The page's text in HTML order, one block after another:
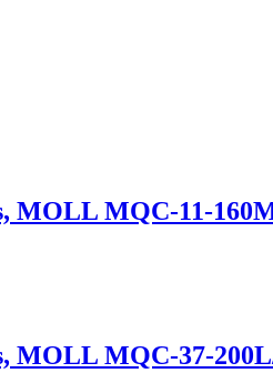
MQC-11-
MQC-37-